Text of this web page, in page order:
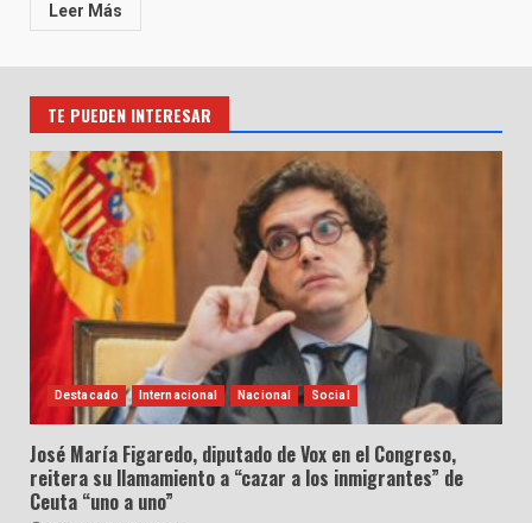
Leer Más
TE PUEDEN INTERESAR
Destacado Internacional Nacional Social
José María Figaredo, diputado de Vox en el Congreso,
reitera su llamamiento a “cazar a los inmigrantes” de
Ceuta “uno a uno”